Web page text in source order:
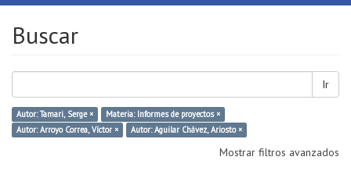
Buscar
Ir
Autor: Tamari, Serge ×
Materia: Informes de proyectos ×
Autor: Arroyo Correa, Víctor ×
Autor: Aguilar Chávez, Ariosto ×
Mostrar filtros avanzados